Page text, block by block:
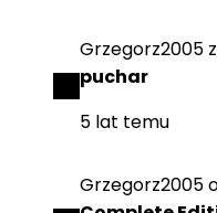
Grzegorz2005
puchar
5 lat temu
Grzegorz2005